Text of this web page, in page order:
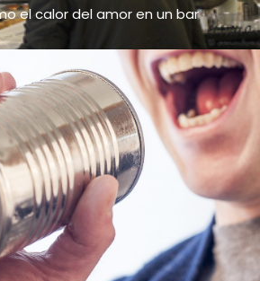
el calor del amor en un bar